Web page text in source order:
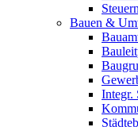
Bauen &
Integr.